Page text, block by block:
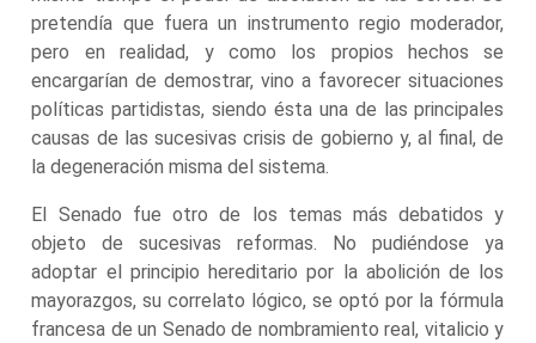
pretendía que fuera un instrumento regio moderador,
pero en realidad, y como los propios hechos se
encargarían de demostrar, vino a favorecer situaciones
políticas partidistas, siendo ésta una de las principales
causas de las sucesivas crisis de gobierno y, al final, de
la degeneración misma del sistema.
El Senado fue otro de los temas más debatidos y
objeto de sucesivas reformas. No pudiéndose ya
adoptar el principio hereditario por la abolición de los
mayorazgos, su correlato lógico, se optó por la fórmula
francesa de un Senado de nombramiento real, vitalicio y